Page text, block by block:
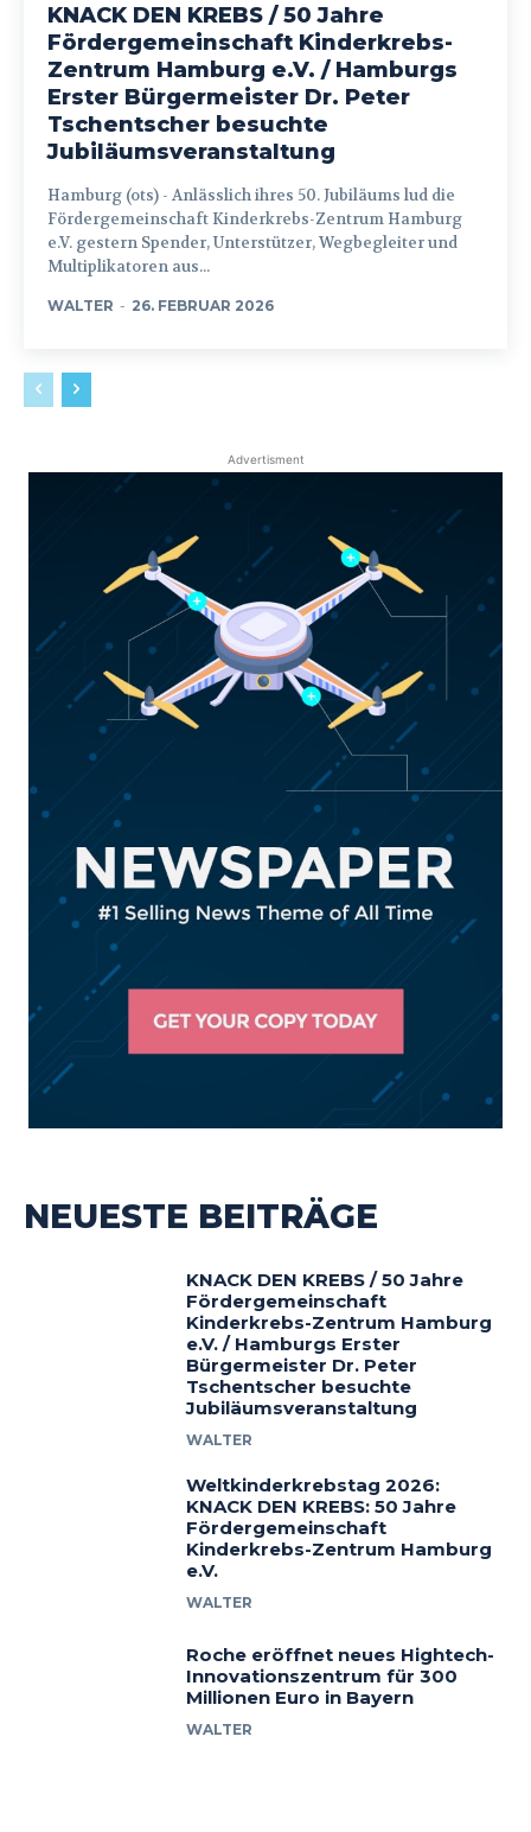
KNACK DEN KREBS / 50 Jahre
Fördergemeinschaft Kinderkrebs-
Zentrum Hamburg e.V. / Hamburgs
Erster Bürgermeister Dr. Peter
Tschentscher besuchte
Jubiläumsveranstaltung
Hamburg (ots) - Anlässlich ihres 50. Jubiläums lud die
Fördergemeinschaft Kinderkrebs-Zentrum Hamburg
e.V. gestern Spender, Unterstützer, Wegbegleiter und
Multiplikatoren aus...
WALTER - 26. FEBRUAR 2026
Advertisment
NEUESTE BEITRÄGE
KNACK DEN KREBS / 50 Jahre
Fördergemeinschaft
Kinderkrebs-Zentrum Hamburg
e.V. / Hamburgs Erster
Bürgermeister Dr. Peter
Tschentscher besuchte
Jubiläumsveranstaltung
WALTER
Weltkinderkrebstag 2026:
KNACK DEN KREBS: 50 Jahre
Fördergemeinschaft
Kinderkrebs-Zentrum Hamburg
e.V.
WALTER
Roche eröffnet neues Hightech-
Innovationszentrum für 300
Millionen Euro in Bayern
WALTER